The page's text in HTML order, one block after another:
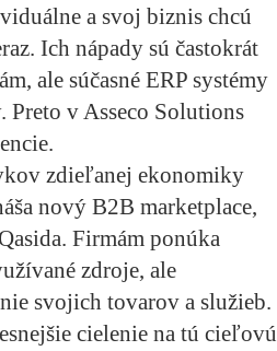
a svoj biznis chcú
Ich nápady sú častokrát
ale súčasné ERP systémy
v Asseco Solutions
zdieľanej ekonomiky
nový B2B marketplace,
Firmám ponúka
zdroje, ale
svojich tovarov a služieb.
cielenie na tú cieľovú